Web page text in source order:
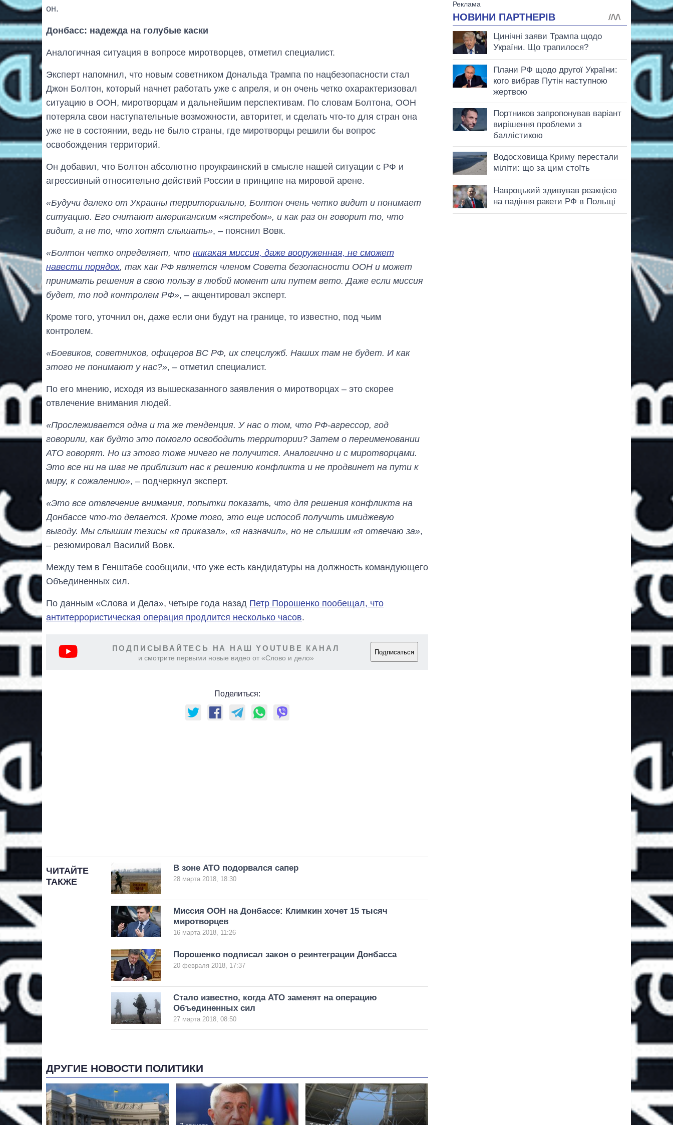
он.
Донбасс: надежда на голубые каски
Аналогичная ситуация в вопросе миротворцев, отметил специалист.
Эксперт напомнил, что новым советником Дональда Трампа по нацбезопасности стал
Джон Болтон, который начнет работать уже с апреля, и он очень четко охарактеризовал
ситуацию в ООН, миротворцам и дальнейшим перспективам. По словам Болтона, ООН
потеряла свои наступательные возможности, авторитет, и сделать что-то для стран она
уже не в состоянии, ведь не было страны, где миротворцы решили бы вопрос
освобождения территорий.
Он добавил, что Болтон абсолютно проукраинский в смысле нашей ситуации с РФ и
агрессивный относительно действий России в принципе на мировой арене.
«Будучи далеко от Украины территориально, Болтон очень четко видит и понимает
ситуацию. Его считают американским «ястребом», и как раз он говорит то, что
видит, а не то, что хотят слышать», – пояснил Вовк.
«Болтон четко определяет, что никакая миссия, даже вооруженная, не сможет
навести порядок, так как РФ является членом Совета безопасности ООН и может
принимать решения в свою пользу в любой момент или путем вето. Даже если миссия
будет, то под контролем РФ», – акцентировал эксперт.
Кроме того, уточнил он, даже если они будут на границе, то известно, под чьим
контролем.
«Боевиков, советников, офицеров ВС РФ, их спецслужб. Наших там не будет. И как
этого не понимают у нас?», – отметил специалист.
По его мнению, исходя из вышесказанного заявления о миротворцах – это скорее
отвлечение внимания людей.
«Прослеживается одна и та же тенденция. У нас о том, что РФ-агрессор, год
говорили, как будто это помогло освободить территории? Затем о переименовании
АТО говорят. Но из этого тоже ничего не получится. Аналогично и с миротворцами.
Это все ни на шаг не приблизит нас к решению конфликта и не продвинет на пути к
миру, к сожалению», – подчеркнул эксперт.
«Это все отвлечение внимания, попытки показать, что для решения конфликта на
Донбассе что-то делается. Кроме того, это еще испособ получить имиджевую
выгоду. Мы слышим тезисы «я приказал», «я назначил», но не слышим «я отвечаю за»,
– резюмировал Василий Вовк.
Между тем в Генштабе сообщили, что уже есть кандидатуры на должность командующего
Объединенных сил.
По данным «Слова и Дела», четыре года назад Петр Порошенко пообещал, что
антитеррористическая операция продлится несколько часов.
ПОДПИСЫВАЙТЕСЬ НА НАШ YOUTUBE КАНАЛ
и смотрите первыми новые видео от «Слово и дело»
Подписаться
Поделиться:
ЧИТАЙТЕ
ТАКЖЕ
В зоне АТО подорвался сапер
28 марта 2018, 18:30
Миссия ООН на Донбассе: Климкин хочет 15 тысяч
миротворцев
16 марта 2018, 11:26
Порошенко подписал закон о реинтеграции Донбасса
20 февраля 2018, 17:37
Стало известно, когда АТО заменят на операцию
Объединенных сил
27 марта 2018, 08:50
ДРУГИЕ НОВОСТИ ПОЛИТИКИ